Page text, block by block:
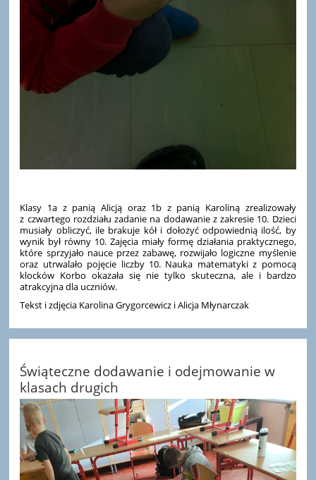
Klasy 1a z panią Alicją oraz 1b z panią Karoliną zrealizowały
z czwartego rozdziału zadanie na dodawanie z zakresie 10. Dzieci
musiały obliczyć, ile brakuje kół i dołożyć odpowiednią ilość, by
wynik był równy 10. Zajęcia miały formę działania praktycznego,
które sprzyjało nauce przez zabawę, rozwijało logiczne myślenie
oraz utrwalało pojęcie liczby 10. Nauka matematyki z pomocą
klocków Korbo okazała się nie tylko skuteczna, ale i bardzo
atrakcyjna dla uczniów.
Tekst i zdjęcia Karolina Grygorcewicz i Alicja Młynarczak
Świąteczne dodawanie i odejmowanie w
klasach drugich